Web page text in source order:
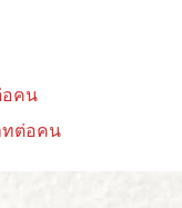
อคน
ทต่อคน